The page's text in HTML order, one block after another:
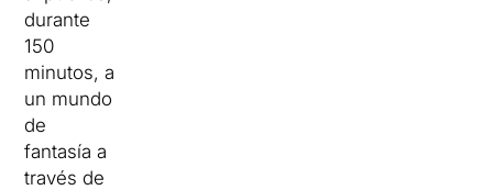
durante
150
minutos, a
un mundo
de
fantasía a
través de